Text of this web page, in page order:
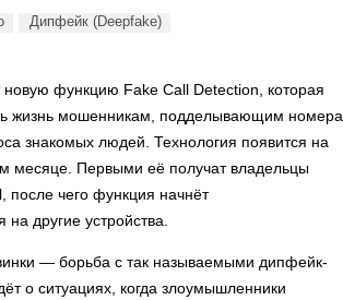
Дипфейк (Deepfake)
новую функцию Fake Call Detection, которая
жизнь мошенникам, подделывающим номера
знакомых людей. Технология появится на
месяце. Первыми её получат владельцы
после чего функция начнёт
на другие устройства.
— борьба с так называемыми дипфейк-
о ситуациях, когда злоумышленники